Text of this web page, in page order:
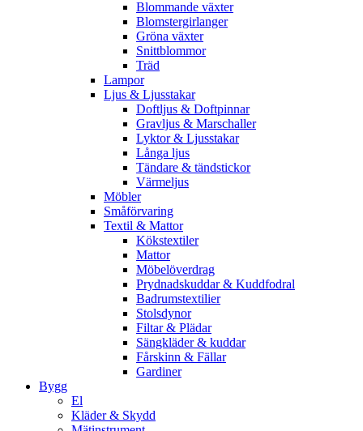
Blommande växter
Blomstergirlanger
Gröna växter
Snittblommor
Träd
Lampor
Ljus & Ljusstakar
Doftljus & Doftpinnar
Gravljus & Marschaller
Lyktor & Ljusstakar
Långa ljus
Tändare & tändstickor
Värmeljus
Möbler
Småförvaring
Textil & Mattor
Kökstextiler
Mattor
Möbelöverdrag
Prydnadskuddar & Kuddfodral
Badrumstextilier
Stolsdynor
Filtar & Plädar
Sängkläder & kuddar
Fårskinn & Fällar
Gardiner
Bygg
El
Kläder & Skydd